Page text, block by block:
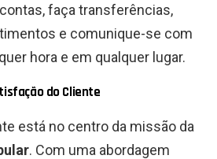
faça transferências,
e comunique-se com
hora e em qualquer lugar.
do Cliente
está no centro da missão da
. Com uma abordagem